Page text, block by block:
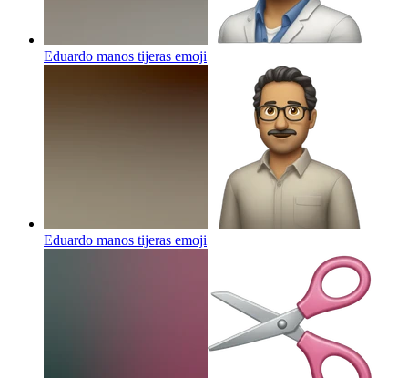
Eduardo manos tijeras emoji
Eduardo manos tijeras emoji